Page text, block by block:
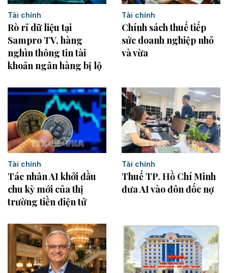
Tài chính
Rò rỉ dữ liệu tại
Sampro TV, hàng
nghìn thông tin tài
khoản ngân hàng bị lộ
Tài chính
Chính sách thuế tiếp
sức doanh nghiệp nhỏ
và vừa
Tài chính
Tác nhân AI khởi đầu
chu kỳ mới của thị
trường tiền điện tử
Tài chính
Thuế TP. Hồ Chí Minh
đưa AI vào đôn đốc nợ